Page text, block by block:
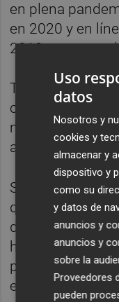
en plena
en 2020 y en
2019, que eran
También
con neumonía
mecánica que
al 14,6 % de 2020.
Según el
d'Hebron
datos permiten
hayan
pandemia,
el 4 %.
Uso
datos
Nosotros y
cookies y
almacenar y
dispositivo y
como su
y datos de
anuncios y
anuncios y
sobre la
Proveedores
pueden